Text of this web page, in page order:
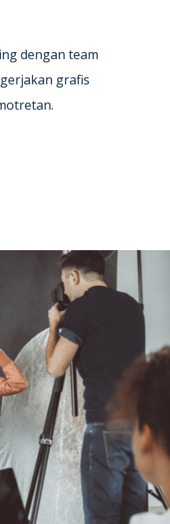
dengan team
grafis